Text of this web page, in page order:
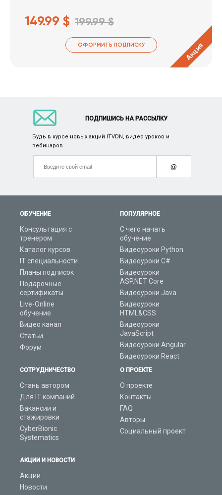
149.99 $ 199.99 $
ОФОРМИТЬ ПОДПИСКУ Акция
ОБУЧЕНИЕ
Консультация с
тренером
Каталог курсов
IT специальности
Планы подписок
Подарочные
сертификаты
Live-Online
обучение
Видео канал
Статьи
Форум
ПОПУЛЯРНОЕ
С чего начать
обучение
Видеоуроки Python
Видеоуроки C#
Видеоуроки
ASP.NET Core
Видеоуроки Java
Видеоуроки
HTML&CSS
Видеоуроки
JavaScript
Видеоуроки Angular
Видеоуроки React
СОТРУДНИЧЕСТВО
Стань автором
Для IT компаний
Вакансии и
стажировки
CyberBionic
Systematics
АКЦИИ И НОВОСТИ
Акции
Новости
О ПРОЕКТЕ
О проекте
Контакты
FAQ
Авторы
Социальный проект
ПОДПИШИСЬ НА РАССЫЛКУ
Будь в курсе новых акций ITVDN, видео уроков и
вебинаров
@